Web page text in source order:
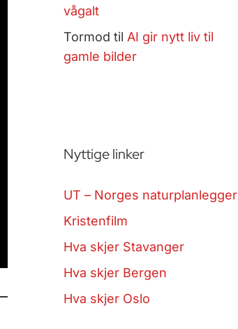
vågalt
Tormod til AI gir nytt liv til
gamle bilder
Nyttige linker
UT – Norges naturplanlegger
Kristenfilm
Hva skjer Stavanger
Hva skjer Bergen
Hva skjer Oslo